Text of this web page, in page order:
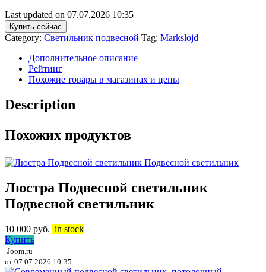
Last updated on 07.07.2026 10:35
Купить сейчас
Category: Светильник подвесной Tag: Markslojd
Дополнительное описание
Рейтинг
Похожие товары в магазинах и цены
Description
Похожих продуктов
Люстра Подвесной светильник
Подвесной светильник
10 000 руб. in stock
Купить
Joom.ru
от 07.07.2026 10:35